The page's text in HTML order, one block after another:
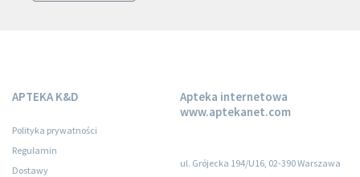
APTEKA K&D
Polityka prywatności
Regulamin
Dostawy
Apteka internetowa
www.aptekanet.com
ul. Grójecka 194/U16, 02-390 Warszawa